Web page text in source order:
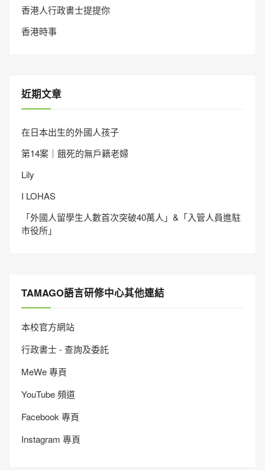
香港人行政書士提提你
香港時事
近期文章
在日本出生的外國人孩子
第14案｜餓死的無戶籍老婦
Lily
I LOHAS
「外國人留學生人數首次突破40萬人」&「入管人員進駐
市役所」
TAMAGO語言研修中心其他連結
本校官方網站
行政書士 - 查詢及委託
MeWe 專頁
YouTube 頻道
Facebook 專頁
Instagram 專頁